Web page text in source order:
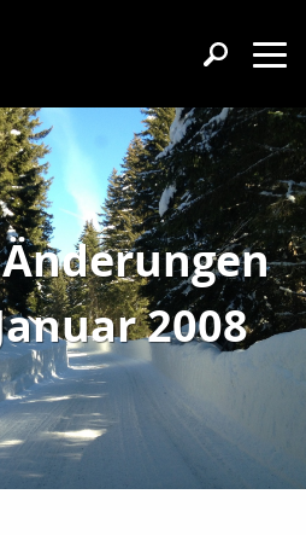
2008